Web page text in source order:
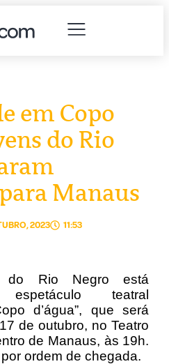
em Copo
do Rio
Manaus
2023 11:53
do Rio Negro está
teatral
d’água”, que será
de outubro, no Teatro
de Manaus, às 19h.
ordem de chegada.